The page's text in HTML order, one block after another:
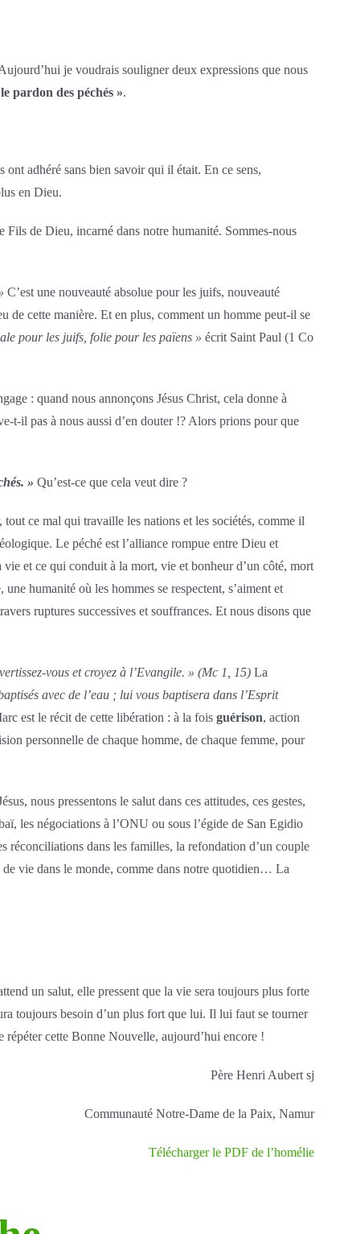
je voudrais souligner deux expressions que nous
pardon des péchés ».
adhéré sans bien savoir qui il était. En ce sens,
en Dieu.
Fils de Dieu, incarné dans notre humanité. Sommes-nous
C’est une nouveauté absolue pour les juifs, nouveauté
de cette manière. Et en plus, comment un homme peut-il se
pour les juifs, folie pour les païens » écrit Saint Paul (1 Co
: quand nous annonçons Jésus Christ, cela donne à
t-il pas à nous aussi d’en douter !? Alors prions pour que
» Qu’est-ce que cela veut dire ?
ce mal qui travaille les nations et les sociétés, comme il
Le péché est l’alliance rompue entre Dieu et
et ce qui conduit à la mort, vie et bonheur d’un côté, mort
humanité où les hommes se respectent, s’aiment et
ruptures successives et souffrances. Et nous disons que
vous et croyez à l’Evangile. » (Mc 1, 15)La
avec de l’eau ; lui vous baptisera dans l’Esprit
est le récit de cette libération : à la fois guérison, action
personnelle de chaque homme, de chaque femme, pour
nous pressentons le salut dans ces attitudes, ces gestes,
les négociations à l’ONU ou sous l’égide de San Egidio
réconciliations dans les familles, la refondation d’un couple
vie dans le monde, comme dans notre quotidien… La
un salut, elle pressent que la vie sera toujours plus forte
toujours besoin d’un plus fort que lui. Il lui faut se tourner
répéter cette Bonne Nouvelle, aujourd’hui encore !
Père Henri Aubert sj
Communauté Notre-Dame de la Paix, Namur
Télécharger le PDF de l’homélie